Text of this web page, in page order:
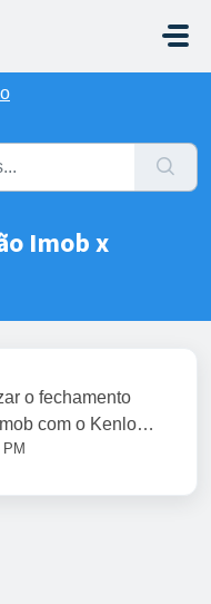
Imob x
o fechamento
com o Kenlo